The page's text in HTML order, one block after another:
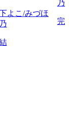
よこ/みづほ
乃
完